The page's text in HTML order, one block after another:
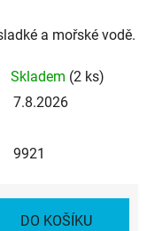
a mořské vodě.
Skladem (2 ks)
7.8.2026
9921
DO KOŠÍKU